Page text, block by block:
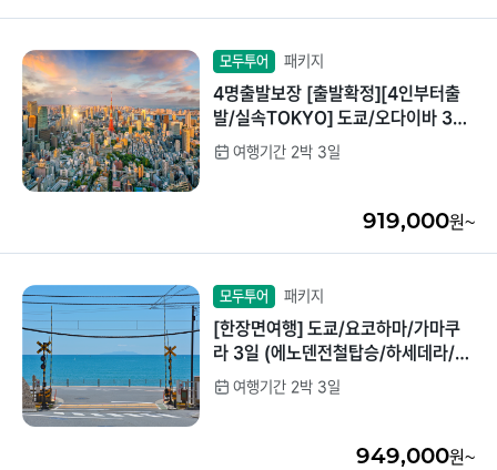
모두투어 패키지
4명출발보장 [출발확정][4인부터출
발/실속TOKYO] 도쿄/오다이바 3일
(1일자유/핫플레이스/현지차량가이
드)
여행기간 2박 3일
919,000원~
모두투어 패키지
[한장면여행] 도쿄/요코하마/가마쿠
라 3일 (에노덴전철탑승/하세데라/라
멘박물관)
여행기간 2박 3일
949,000원~